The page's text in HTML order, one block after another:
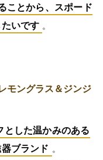
ことから、スポード
いです 。
モングラス＆ジンジ
とした温かみのある
ブランド 。